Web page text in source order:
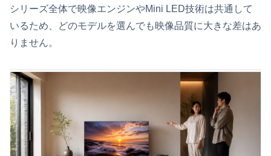
シリーズ全体で映像エンジンやMini LED技術は共通して
いるため、どのモデルを選んでも映像品質に大きな差はあ
りません。